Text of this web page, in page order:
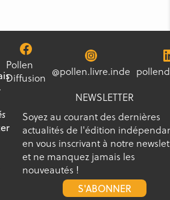
Pollen
Diffusion @pollen.livre.inde
NEWSLETTER
Soyez au courant des dernières
actualités de l'édition
en vous inscrivant à notre
et ne manquez jamais les
nouveautés !
S'ABONNER